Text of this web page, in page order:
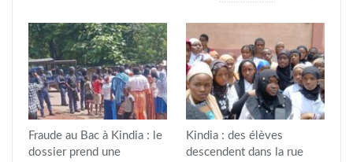
Fraude au Bac à Kindia : le
dossier prend une
Kindia : des élèves
descendent dans la rue